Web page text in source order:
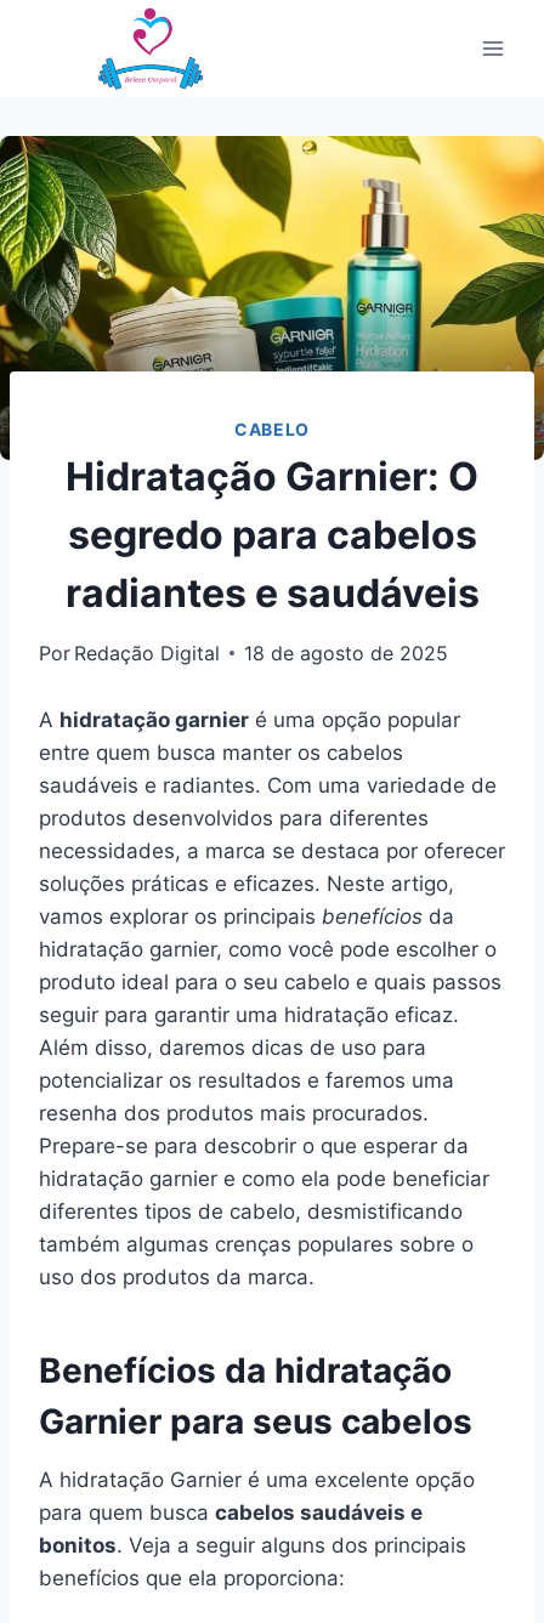
CABELO
Hidratação Garnier: O
segredo para cabelos
radiantes e saudáveis
Por Redação Digital 18 de agosto de 2025
A hidratação garnier é uma opção popular
entre quem busca manter os cabelos
saudáveis e radiantes. Com uma variedade de
produtos desenvolvidos para diferentes
necessidades, a marca se destaca por oferecer
soluções práticas e eficazes. Neste artigo,
vamos explorar os principais benefícios da
hidratação garnier, como você pode escolher o
produto ideal para o seu cabelo e quais passos
seguir para garantir uma hidratação eficaz.
Além disso, daremos dicas de uso para
potencializar os resultados e faremos uma
resenha dos produtos mais procurados.
Prepare-se para descobrir o que esperar da
hidratação garnier e como ela pode beneficiar
diferentes tipos de cabelo, desmistificando
também algumas crenças populares sobre o
uso dos produtos da marca.
Benefícios da hidratação
Garnier para seus cabelos
A hidratação Garnier é uma excelente opção
para quem busca cabelos saudáveis e
bonitos. Veja a seguir alguns dos principais
benefícios que ela proporciona: